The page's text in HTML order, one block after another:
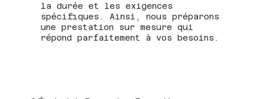
la durée et les exigences
spécifiques. Ainsi, nous préparons
une prestation sur mesure qui
répond parfaitement à vos besoins.